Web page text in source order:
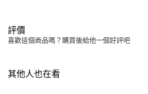
評價
喜歡這個商品嗎？購買後給他一個好評吧
其他人也在看